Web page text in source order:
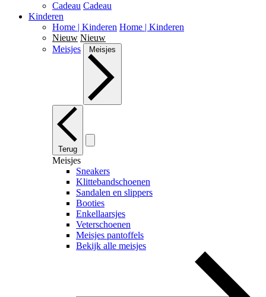
Cadeau Cadeau
Kinderen
Home | Kinderen Home | Kinderen
Nieuw Nieuw
Meisjes
Meisjes
Terug
Meisjes
Sneakers
Klittebandschoenen
Sandalen en slippers
Booties
Enkellaarsjes
Veterschoenen
Meisjes pantoffels
Bekijk alle meisjes